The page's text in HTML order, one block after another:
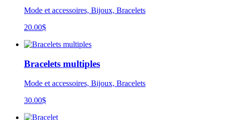
Mode et accessoires, Bijoux, Bracelets
20.00$
Bracelets multiples
Mode et accessoires, Bijoux, Bracelets
30.00$